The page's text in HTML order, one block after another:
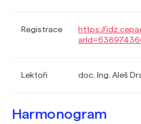
Registrace
https://
Lektoři doc. Ing. Aleš
Harmonogram